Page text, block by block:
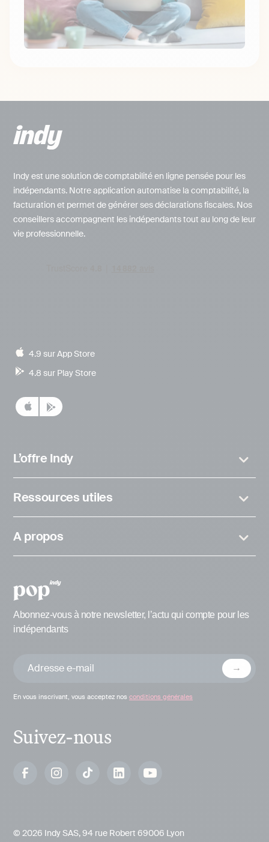
Indy est une solution de comptabilité en ligne pensée pour les
indépendants. Notre application automatise la comptabilité, la
facturation et permet de générer ses déclarations fiscales. Nos
conseillers accompagnent les indépendants tout au long de leur
vie professionnelle.
4.9 sur App Store
4.8 sur Play Store
L’offre Indy
Ressources utiles
A propos
Abonnez-vous à notre newsletter, l’actu qui compte pour les
indépendants
En vous inscrivant, vous acceptez nos conditions générales
Suivez-nous
© 2026 Indy SAS, 94 rue Robert 69006 Lyon